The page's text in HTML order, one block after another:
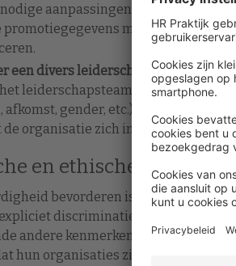
aanpassingen door om
promotiegegevens moet analyseren
een divers leiderschapsteam: Doe
leiderschapsteam te bevorderen.
afkomst, gender, etc.) kan
de organisatie zich inzet voor
en ethische
bevorderen is niet alleen
discriminatie op de werkvloer
andere kenmerken. Het is de
hun organisaties zich strikt aan